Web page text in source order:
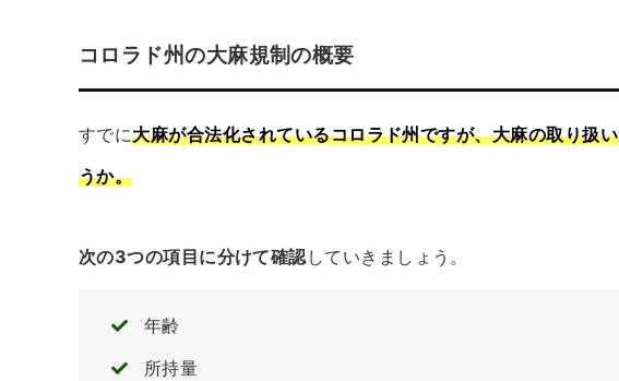
コロラド州の大麻規制の概要
すでに大麻が合法化されているコロラド州ですが、大麻の取り扱
うか。
次の3つの項目に分けて確認 していきましょう。
年齢
所持量